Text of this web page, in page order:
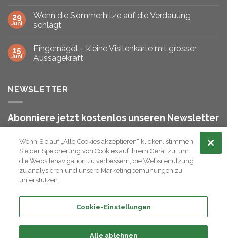
29
Juni
Wenn die Sommerhitze auf die Verdauung
schlägt
15
Juni
Fingernägel – kleine Visitenkarte mit grosser
Aussagekraft
NEWSLETTER
Abonniere jetzt kostenlos unseren Newsletter
Wenn Sie auf „Alle Cookies akzeptieren“ klicken, stimmen
Sie der Speicherung von Cookies auf Ihrem Gerät zu, um
die Websitenavigation zu verbessern, die Websitenutzung
zu analysieren und unsere Marketingbemühungen zu
unterstützen.
Cookie-Einstellungen
Alle ablehnen